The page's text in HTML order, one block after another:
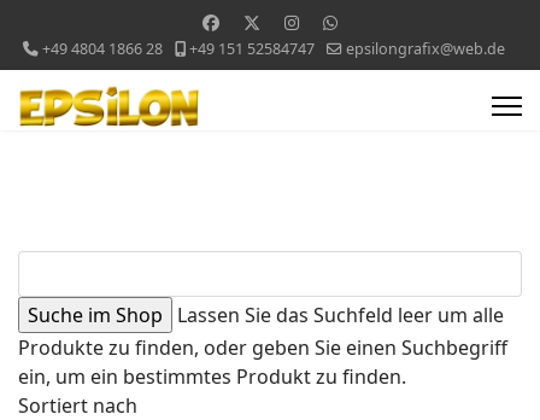
+49 4804 1866 28 +49 151 52584747 epsilongrafix@web.de
Lassen Sie das Suchfeld leer um alle
Produkte zu finden, oder geben Sie einen Suchbegriff
ein, um ein bestimmtes Produkt zu finden.
Sortiert nach